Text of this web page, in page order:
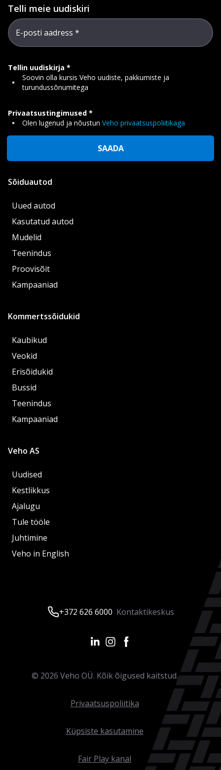
Telli meie uudiskiri
E-posti aadress
Tellin uudiskirja
Soovin olla kursis Veho uudiste, pakkumiste ja
turundussõnumitega
Privaatsustingimused
Olen lugenud ja nõustun Veho privaatsuspoliitikaga
SAADA
Sõiduautod
Uued autod
Kasutatud autod
Mudelid
Teenindus
Proovisõit
Kampaaniad
Kommertssõidukid
Kaubikud
Veokid
Erisõidukid
Bussid
Teenindus
Kampaaniad
Veho AS
Uudised
Kestlikkus
Ajalugu
Tule tööle
Juhtimine
Veho in English
+372 626 6000 Kontaktikeskus
© 2026 Veho OÜ. Kõik õigused kaitstud.
Privaatsuspoliitika
Küpsiste kasutamine
Fair Play kanal